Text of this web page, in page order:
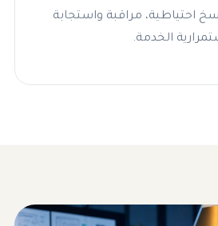
نسخ احتياطية، مراقبة واستجابة
الخدمة.